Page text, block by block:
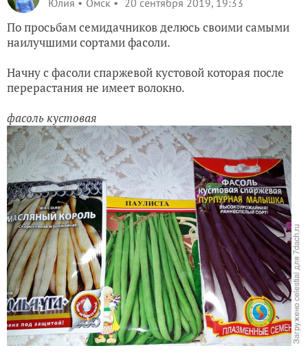
По просьбам семидачников делюсь своими самыми
наилучшими сортами фасоли.
Начну с фасоли спаржевой кустовой которая после
перерастания не имеет волокно.
фасоль кустовая